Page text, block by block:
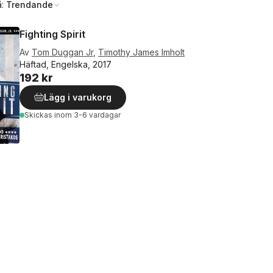
Trendande
Fighting Spirit
Av Tom Duggan Jr, Timothy James Imholt
Häftad, Engelska, 2017
192 kr
Lägg i varukorg
Skickas inom 3-6 vardagar